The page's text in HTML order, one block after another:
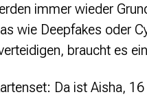
immer wieder
wie Deepfakes oder
braucht es
Da ist Aisha,